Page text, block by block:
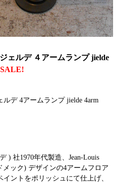
ェルデ ４アームランプ jielde
SALE!
デ 4アームランプ jielde 4arm
) 社1970年代製造、 Jean-Louis
メック) デザインの4アームフロア
ントをポリッシュにて仕上げ、